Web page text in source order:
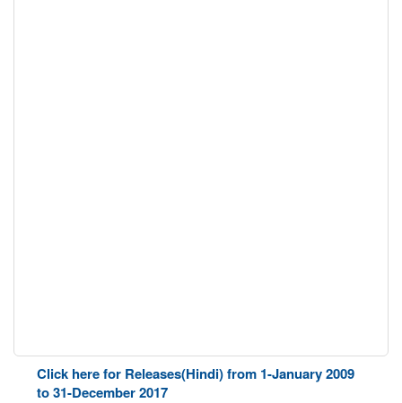
Click here for Releases(Hindi) from 1-January 2009
to 31-December 2017